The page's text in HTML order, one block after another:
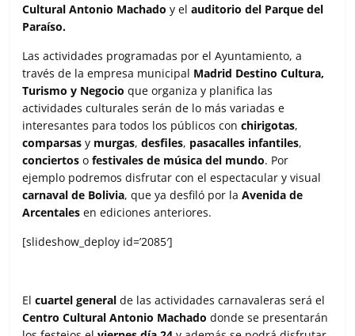
Cultural Antonio Machado y elauditorio del Parque del
Paraíso.
Las actividades programadas por el Ayuntamiento, a
través de la empresa municipal Madrid Destino Cultura,
Turismo y Negocio que organiza y planifica las
actividades culturales serán de lo más variadas e
interesantes para todos los públicos conchirigotas,
comparsasy murgas,desfiles, pasacalles infantiles,
conciertos ofestivales de música del mundo. Por
ejemplo podremos disfrutar con el espectacular y visual
carnaval de Bolivia, que ya desfiló por laAvenida de
Arcentales en ediciones anteriores.
[slideshow_deploy id=’2085′]
Elcuartel general de las actividades carnavaleras será el
Centro Cultural Antonio Machado donde se presentarán